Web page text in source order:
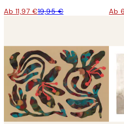
Ab 11,97 €19,95 € Ab